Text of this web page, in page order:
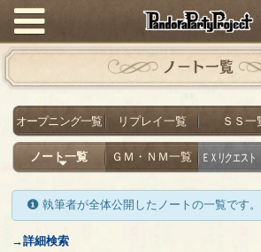
ノート一覧
オープニング一覧 リプレイ一覧 ＳＳ一
ノート一覧 ＧＭ・ＮＭ一覧 ＥＸリクエスト
執筆者が全体公開したノートの一覧です。
→詳細検索